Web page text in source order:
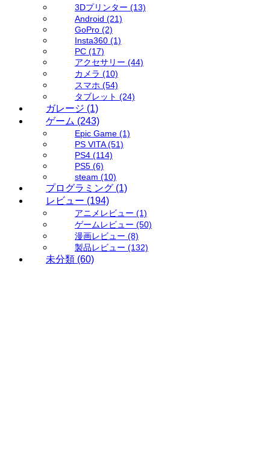
3Dプリンター (13)
Android (21)
GoPro (2)
Insta360 (1)
PC (17)
アクセサリー (44)
カメラ (10)
スマホ (54)
タブレット (24)
ガレージ (1)
ゲーム (243)
Epic Game (1)
PS VITA(51)
PS4 (114)
PS5 (6)
steam (10)
プログラミング (1)
レビュー (194)
アニメレビュー (1)
ゲームレビュー (50)
漫画レビュー (8)
製品レビュー (132)
未分類 (60)